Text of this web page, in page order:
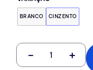
BRANCO CINZENTO
＋
－